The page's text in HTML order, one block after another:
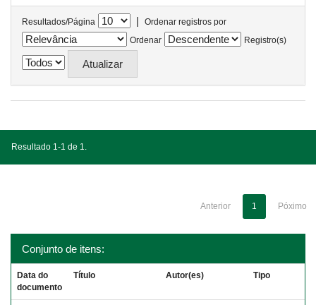
Resultados/Página |
Ordenar registros por
Ordenar
Registro(s)
Resultado 1-1 de 1.
Anterior 1 Póximo
Conjunto de itens:
Data do
documento
Título Autor(es) Tipo